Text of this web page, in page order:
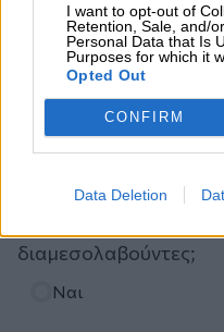
I want to opt-out of
Retention, Sale, and/
Personal Data that Is
Purposes for which it
Opted Out
CONFIRM
Data Deletion
Ψηφοφορία
Πιστεύετε ότι τα
αποτελεσματικότητα
διαμεσολαβούντες;
Ναι